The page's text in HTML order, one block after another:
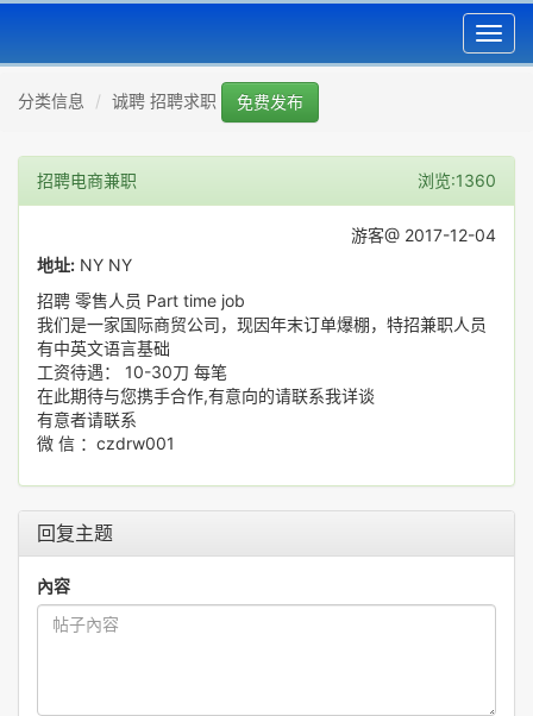
分类信息 诚聘 招聘求职 免费发布
招聘电商兼职 浏览:1360
游客@ 2017-12-04
地址: NY NY
招聘 零售人员 Part time job
我们是一家国际商贸公司，现因年末订单爆棚，特招兼职人员
有中英文语言基础
工资待遇： 10-30刀 每笔
在此期待与您携手合作,有意向的请联系我详谈
有意者请联系
微 信 ：czdrw001
回复主题
內容